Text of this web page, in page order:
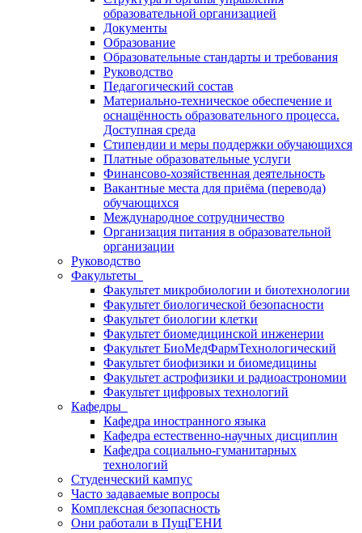
образовательной организацией
Документы
Образование
Образовательные стандарты и требования
Руководство
Педагогический состав
Материально-техническое обеспечение и
оснащённость образовательного процесса.
Доступная среда
Стипендии и меры поддержки обучающихся
Платные образовательные услуги
Финансово-хозяйственная деятельность
Вакантные места для приёма (перевода)
обучающихся
Международное сотрудничество
Организация питания в образовательной
организации
Руководство
Факультеты
Факультет микробиологии и биотехнологии
Факультет биологической безопасности
Факультет биологии клетки
Факультет биомедицинской инженерии
Факультет БиоМедФармТехнологический
Факультет биофизики и биомедицины
Факультет астрофизики и радиоастрономии
Факультет цифровых технологий
Кафедры
Кафедра иностранного языка
Кафедра естественно-научных дисциплин
Кафедра социально-гуманитарных
технологий
Студенческий кампус
Часто задаваемые вопросы
Комплексная безопасность
Они работали в ПущГЕНИ